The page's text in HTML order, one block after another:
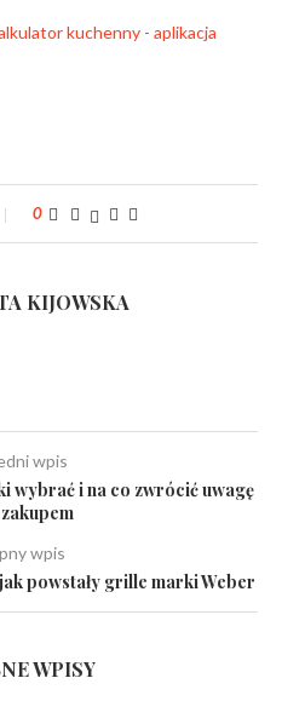
0
KIJOWSKA
wpis
wybrać i na co zwrócić uwagę
wpis
powstały grille marki Weber
WPISY